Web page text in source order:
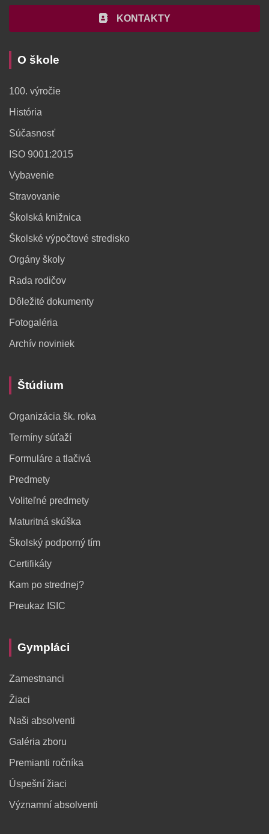
KONTAKTY
O škole
100. výročie
História
Súčasnosť
ISO 9001:2015
Vybavenie
Stravovanie
Školská knižnica
Školské výpočtové stredisko
Orgány školy
Rada rodičov
Dôležité dokumenty
Fotogaléria
Archív noviniek
Štúdium
Organizácia šk. roka
Termíny súťaží
Formuláre a tlačivá
Predmety
Voliteľné predmety
Maturitná skúška
Školský podporný tím
Certifikáty
Kam po strednej?
Preukaz ISIC
Gympláci
Zamestnanci
Žiaci
Naši absolventi
Galéria zboru
Premianti ročníka
Úspešní žiaci
Významní absolventi